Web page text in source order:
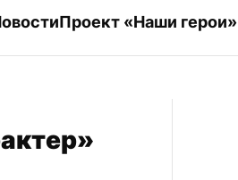
Проект «Наши герои»